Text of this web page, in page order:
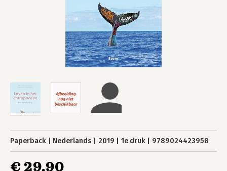
Paperback Nederlands 2019 1e druk 9789024423958
€ 29,90